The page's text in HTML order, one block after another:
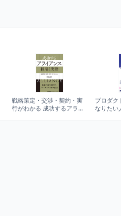
戦略策定・交渉・契約・実
行がわかる 成功するアライ
プロダク
なりたい